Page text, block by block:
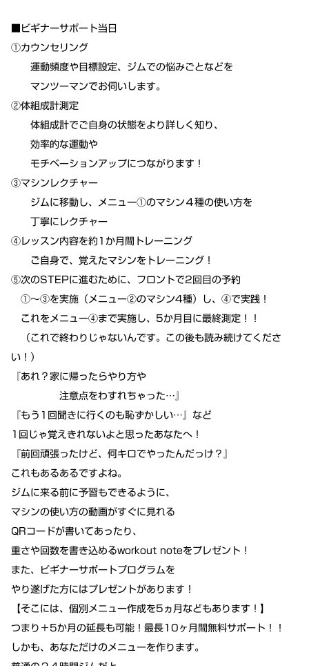
■ビギナーサポート当日
①カウンセリング
運動頻度や目標設定、ジムでの悩みごとなどを
マンツーマンでお伺いします。
②体組成計測定
体組成計でご自身の状態をより詳しく知り、
効率的な運動や
モチベーションアップにつながります！
③マシンレクチャー
ジムに移動し、メニュー①のマシン４種の使い方を
丁寧にレクチャー
④レッスン内容を約1か月間トレーニング
ご自身で、覚えたマシンをトレーニング！
⑤次のSTEPに進むために、フロントで2回目の予約
①～③を実施（メニュー②のマシン4種）し、④で実践！
これをメニュー④まで実施し、5か月目に最終測定！！
（これで終わりじゃないんです。この後も読み続けてくださ
い！）
『あれ？家に帰ったらやり方や
注意点をわすれちゃった…』
『もう1回聞きに行くのも恥ずかしい…』など
1回じゃ覚えきれないよと思ったあなたへ！
『前回頑張ったけど、何キロでやったんだっけ？』
これもあるあるですよね。
ジムに来る前に予習もできるように、
マシンの使い方の動画がすぐに見れる
QRコードが書いてあったり、
重さや回数を書き込めるworkout noteをプレゼント！
また、ビギナーサポートプログラムを
やり遂げた方にはプレゼントがあります！
【そこには、個別メニュー作成を5ヵ月などもあります！】
つまり＋5か月の延長も可能！最長10ヶ月間無料サポート！！
しかも、あなただけのメニューを作ります。